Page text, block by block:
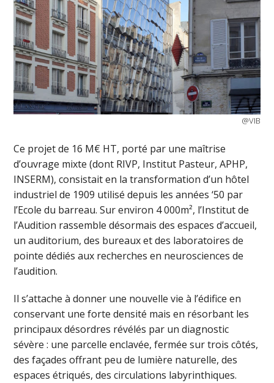
@VIB
Ce projet de 16 M€ HT, porté par une maîtrise
d’ouvrage mixte (dont RIVP, Institut Pasteur, APHP,
INSERM), consistait en la transformation d’un hôtel
industriel de 1909 utilisé depuis les années ‘50 par
l’Ecole du barreau. Sur environ 4 000m², l’Institut de
l’Audition rassemble désormais des espaces d’accueil,
un auditorium, des bureaux et des laboratoires de
pointe dédiés aux recherches en neurosciences de
l’audition.
Il s’attache à donner une nouvelle vie à l’édifice en
conservant une forte densité mais en résorbant les
principaux désordres révélés par un diagnostic
sévère : une parcelle enclavée, fermée sur trois côtés,
des façades offrant peu de lumière naturelle, des
espaces étriqués, des circulations labyrinthiques.